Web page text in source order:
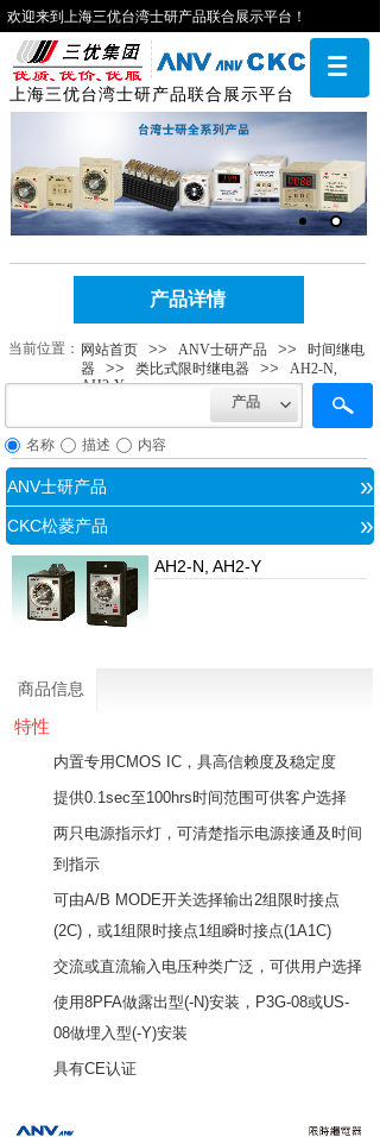
欢迎来到上海三优台湾士研产品联合展示平台！
上海三优台湾士研产品联合展示平台
产品详情
当前位​​置： 网站首页 >> ANV士研产品 >>
时间继电
器
>> 类比式限时继电器 >>
AH2-N,
AH2-Y
产品
名称 描述 内容
ANV士研产品 »
CKC松菱产品 »
AH2-N, AH2-Y
商品信息
特性
内置专用CMOS IC，具高信赖度及稳定度
提供0.1sec至100hrs时间范围可供客户选择
两只电源指示灯，可清楚指示电源接通及时间
到指示
可由A/B MODE开关选择输出2组限时接点
(2C)，或1组限时接点1组瞬时接点(1A1C)
交流或直流输入电压种类广泛，可供用户选择
使用8PFA做露出型(-N)安装，P3G-08或US-
08做埋入型(-Y)安装
具有CE认证